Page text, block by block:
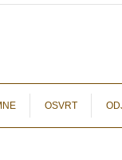
OSVRT